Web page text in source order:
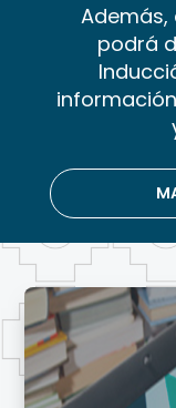
Además,
podrá